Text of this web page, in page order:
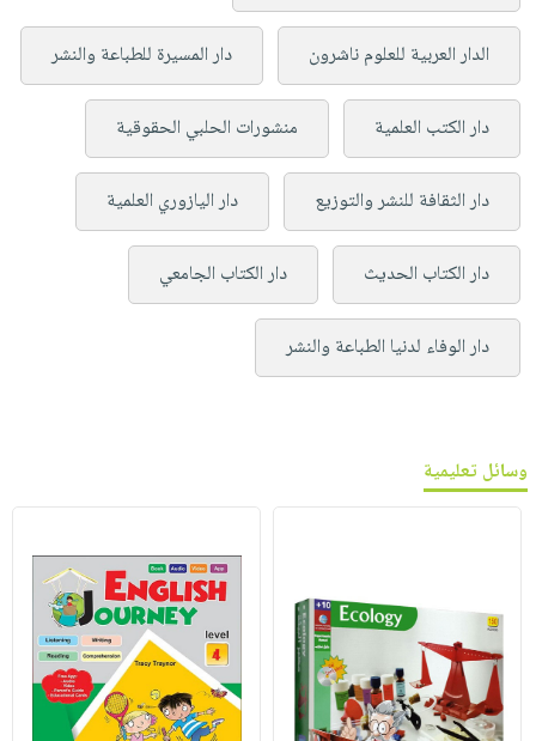
الدار العربية للعلوم ناشرون دار المسيرة للطباعة والنشر
دار الكتب العلمية منشورات الحلبي الحقوقية
دار الثقافة للنشر والتوزيع دار اليازوري العلمية
دار الكتاب الحديث دار الكتاب الجامعي
دار الوفاء لدنيا الطباعة والنشر
وسائل تعليمية